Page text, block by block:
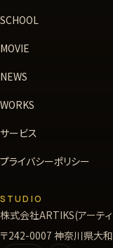
SCHOOL
MOVIE
NEWS
WORKS
サービス
プライバシーポリシー
STUDIO
株式会社ARTIKS(アーテ
〒242-0007 神奈川県大